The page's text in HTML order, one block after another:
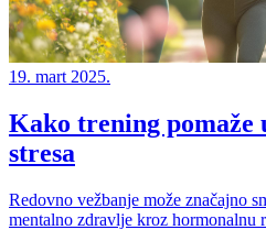
19. mart 2025.
Kako trening
stresa
Redovno vežbanje može značajno
mentalno zdravlje kroz hormonalnu